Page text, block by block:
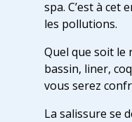
spa. C’est à cet
les pollutions.
Quel que soit le
bassin, liner,
vous serez
La salissure se